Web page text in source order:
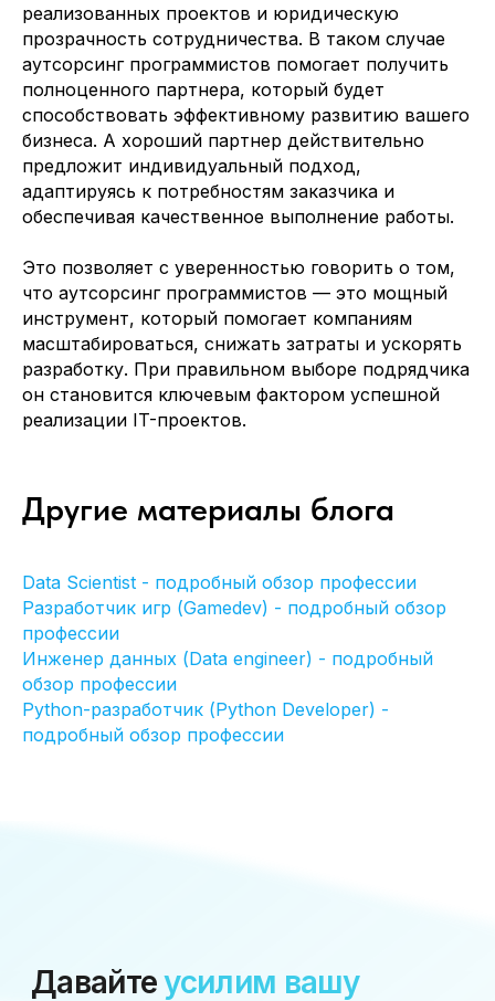
реализованных проектов и юридическую
прозрачность сотрудничества. В таком случае
аутсорсинг программистов помогает получить
полноценного партнера, который будет
способствовать эффективному развитию вашего
бизнеса. А хороший партнер действительно
предложит индивидуальный подход,
адаптируясь к потребностям заказчика и
обеспечивая качественное выполнение работы.
Это позволяет с уверенностью говорить о том,
что аутсорсинг программистов — это мощный
инструмент, который помогает компаниям
масштабироваться, снижать затраты и ускорять
разработку. При правильном выборе подрядчика
он становится ключевым фактором успешной
реализации IT-проектов.
Другие материалы блога
Data Scientist - подробный обзор профессии
Разработчик игр (Gamedev) - подробный обзор
профессии
Инженер данных (Data engineer) - подробный
обзор профессии
Python-разработчик (Python Developer) -
подробный обзор профессии
Ваше имя
Компания
Телефон или мессенджер или почта (telegram, WhatsApp, email)
Какие специалисты требуются
Отправить заявку
Заполняя данную форму, вы даете
Согласие на обработку Персональных
данныхи соглашаетесь сПолитикой в
отношении обработки персональных
данных
Главная
Отправить резюме
Компания
Кейсы
персональных данных
+7 (499)3468461
info@itvolna.tech
Офис:
Москва, Научный проезд 17